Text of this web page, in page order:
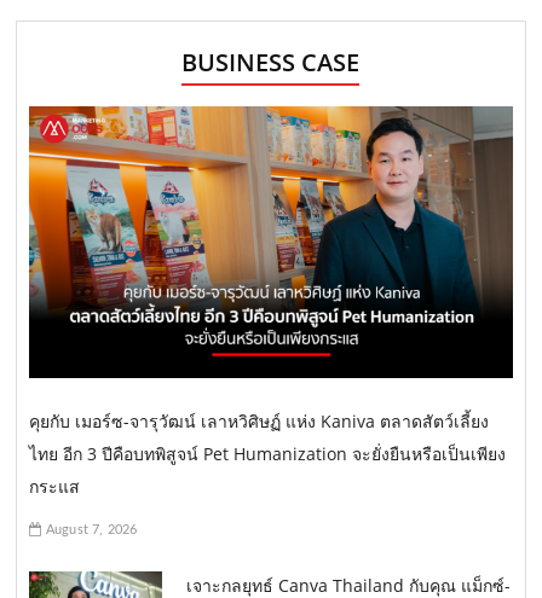
BUSINESS CASE
คุยกับ เมอร์ซ-จารุวัฒน์ เลาหวิศิษฏ์ แห่ง Kaniva ตลาดสัตว์เลี้ยง
ไทย อีก 3 ปีคือบทพิสูจน์ Pet Humanization จะยั่งยืนหรือเป็นเพียง
กระแส
August 7, 2026
เจาะกลยุทธ์ Canva Thailand กับคุณ แม็กซ์-